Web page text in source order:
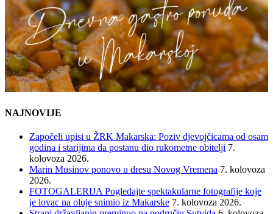
NAJNOVIJE
Započeli upisi u ŽRK Makarska: Poziv djevojčicama od osam
godina i starijima da postanu dio rukometne obitelji 7.
kolovoza 2026.
Marin Musinov ponovo u dresu Novog Vremena 7. kolovoza
2026.
FOTOGALERIJA Pogledajte spektakularne fotografije koje
je lovac na oluje snimio iz Makarske 7. kolovoza 2026.